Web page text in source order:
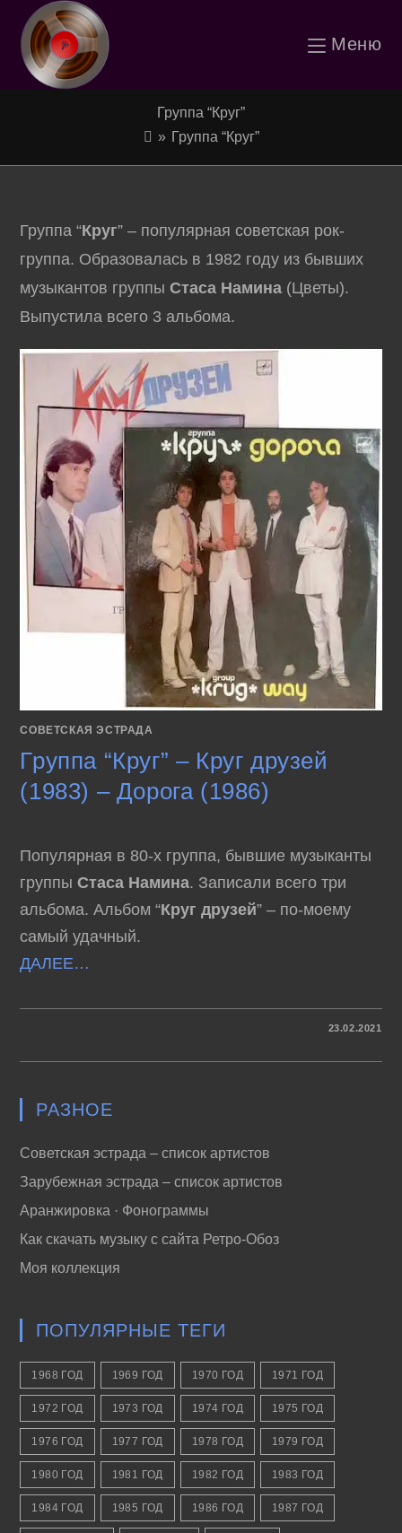
Перейти
содержимому
Меню
Группа “Круг”
» Группа “Круг”
Группа “Круг” – популярная советская рок-
группа. Образовалась в 1982 году из бывших
музыкантов группыСтаса Намина (Цветы).
Выпустила всего 3 альбома.
СОВЕТСКАЯ ЭСТРАДА
Группа “Круг” – Круг друзей
(1983) – Дорога (1986)
Популярная в 80-х группа, бывшие музыканты
группыСтаса Намина. Записали всего три
альбома. Альбом “Круг друзей” – по-моему
самый удачный.
ДАЛЕЕ…
“КРУГ”
23.02.2021
РАЗНОЕ
Советская эстрада – список артистов
Зарубежная эстрада – список артистов
Аранжировка · Фонограммы
Как скачать музыку с сайта Ретро-Обоз
Моя коллекция
ПОПУЛЯРНЫЕ ТЕГИ
1968 ГОД 1969 ГОД 1970 ГОД 1971 ГОД
1972 ГОД 1973 ГОД 1974 ГОД 1975 ГОД
1976 ГОД 1977 ГОД 1978 ГОД 1979 ГОД
1980 ГОД 1981 ГОД 1982 ГОД 1983 ГОД
1984 ГОД 1985 ГОД 1986 ГОД 1987 ГОД